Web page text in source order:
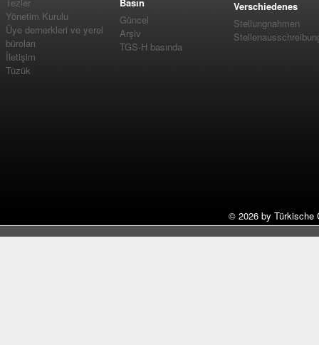
Yönetim Kurulu
Üye dernerkleri ve yerel
büroları
İletişim
Tüzük
Güncel
Arşiv
TGS-H basında
Verschiedenes
Stellungnahmen
© 2026 by Türkische